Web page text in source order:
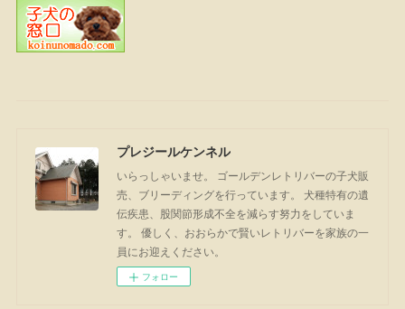
プレジールケンネル
いらっしゃいませ。 ゴールデンレトリバーの子犬販
売、ブリーディングを行っています。 犬種特有の遺
伝疾患、股関節形成不全を減らす努力をしていま
す。 優しく、おおらかで賢いレトリバーを家族の一
員にお迎えください。
フォロー